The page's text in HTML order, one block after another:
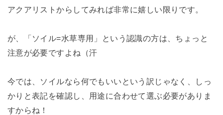
アクアリストからしてみれば非常に嬉しい限りです。
が、「ソイル=水草専用」という認識の方は、ちょっと
注意が必要ですよね（汗
今では、ソイルなら何でもいいという訳じゃなく、しっ
かりと表記を確認し、用途に合わせて選ぶ必要がありま
すからね！